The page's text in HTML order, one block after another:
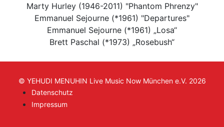
Marty Hurley (1946-2011) "Phantom Phrenzy"
Emmanuel Sejourne (*1961) "Departures"
Emmanuel Sejourne (*1961) „Losa“
Brett Paschal (*1973) „Rosebush“
© YEHUDI MENUHIN Live Music Now München e.V. 2026
Datenschutz
Impressum